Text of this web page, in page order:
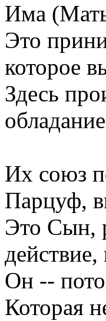
Има
Это
которое
Здесь
Их союз
Парцуф,
Это Сын,
Он --
Которая